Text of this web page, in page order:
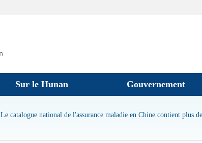
Sur le Hunan Gouvernement
Le catalogue national de l'assurance maladie en Chine contient plus